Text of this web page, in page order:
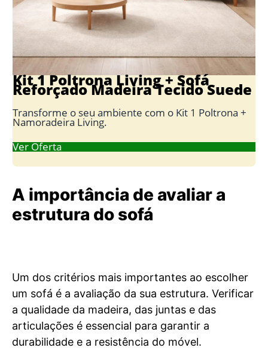
Kit 1 Poltrona Living + Sofá
Reforçado Madeira Tecido Suede
Transforme o seu ambiente com o Kit 1 Poltrona +
Namoradeira Living.
Ver Oferta
A importância de avaliar a
estrutura do sofá
Um dos critérios mais importantes ao escolher
um sofá é a avaliação da sua estrutura. Verificar
a qualidade da madeira, das juntas e das
articulações é essencial para garantir a
durabilidade e a resistência do móvel.